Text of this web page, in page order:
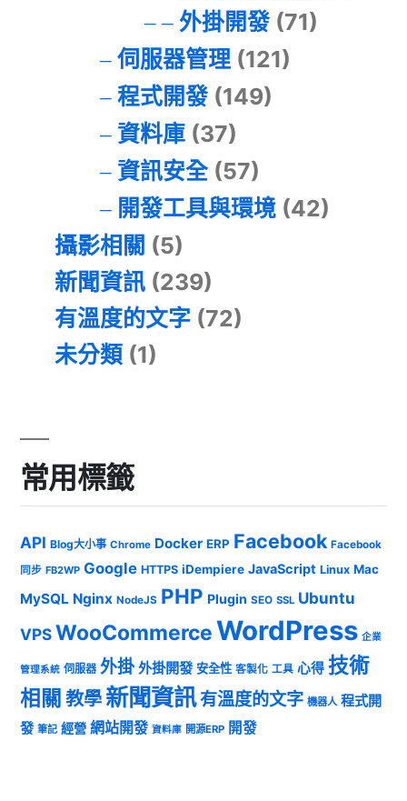
外掛開發(71)
伺服器管理(121)
程式開發(149)
資料庫(37)
資訊安全(57)
開發工具與環境(42)
攝影相關 (5)
新聞資訊 (239)
有溫度的文字 (72)
未分類 (1)
常用標籤
API Blog大小事 Chrome Docker ERP Facebook Facebook
同步 FB2WP Google HTTPS iDempiere JavaScript Linux Mac
MySQL Nginx NodeJS PHP Plugin SEO SSL Ubuntu
VPSWooCommerceWordPress 企業
管理系統 伺服器 外掛 外掛開發 安全性 客製化 工具 心得 技術
相關 教學 新聞資訊有溫度的文字 機器人 程式開
發 筆記 經營 網站開發 資料庫 開源ERP 開發